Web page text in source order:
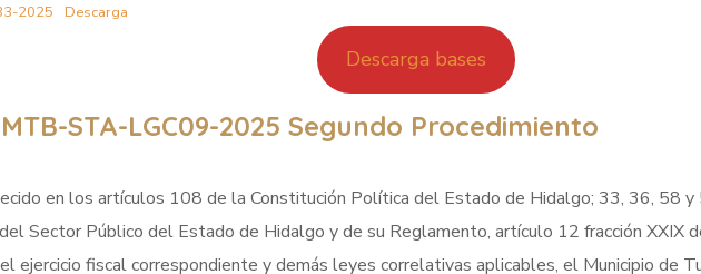
2025 Descarga
Descarga bases
STA-LGC09-2025 Segundo Procedimiento
en los artículos 108 de la Constitución Política del Estado de Hidalgo; 33, 36, 58 y
Sector Público del Estado de Hidalgo y de su Reglamento, artículo 12 fracción
ejercicio fiscal correspondiente y demás leyes correlativas aplicables, el Municipio de